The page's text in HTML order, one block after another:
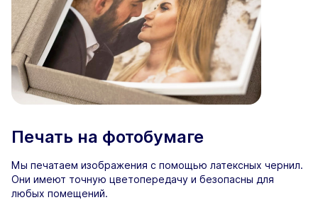
Печать на фотобумаге
Мы печатаем изображения с помощью латексных чернил.
Они имеют точную цветопередачу и безопасны для
любых помещений.